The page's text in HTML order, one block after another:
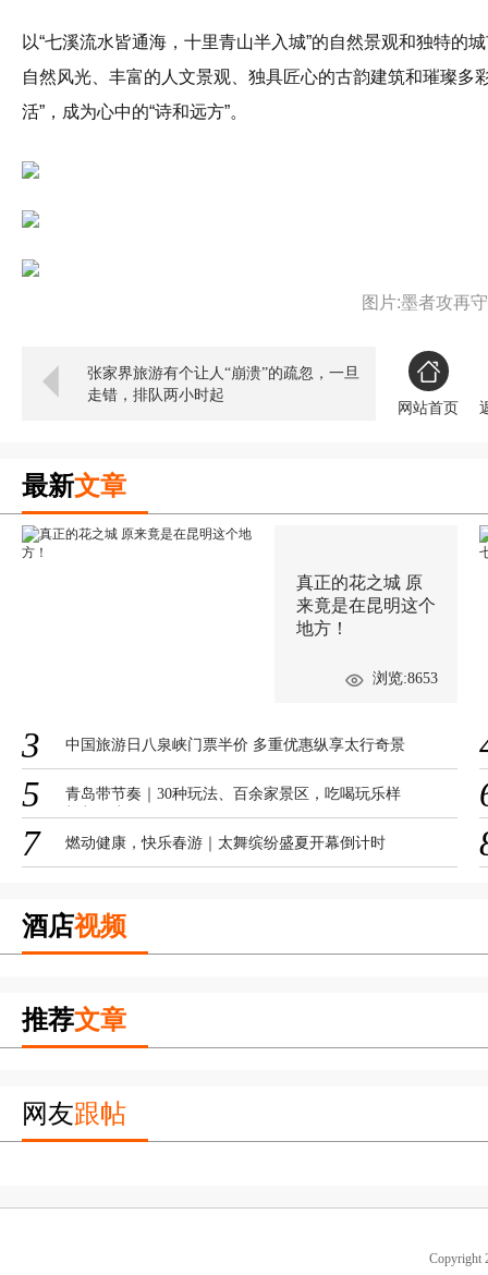
以“七溪流水皆通海，十里青山半入城”的自然景观和独特的
自然风光、丰富的人文景观、独具匠心的古韵建筑和璀璨多
活”，成为心中的“诗和远方”。
图片:墨者攻再
张家界旅游有个让人“崩溃”的疏忽，一旦
走错，排队两小时起
网站首页
最新文章
真正的花之城 原
来竟是在昆明这个
地方！
浏览:8653
3 中国旅游日八泉峡门票半价 多重优惠纵享太行奇景
5
青岛带节奏｜30种玩法、百余家景区，吃喝玩乐样
7
燃动健康，快乐春游｜太舞缤纷盛夏开幕倒计时
酒店视频
推荐文章
网友跟帖
Copyright